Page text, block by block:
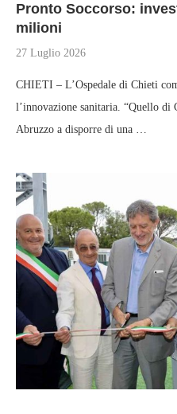
Pronto Soccorso:
milioni
27 Luglio 2026
CHIETI – L’Ospedale di Chieti
l’innovazione sanitaria. “Quello di
Abruzzo a disporre di una …